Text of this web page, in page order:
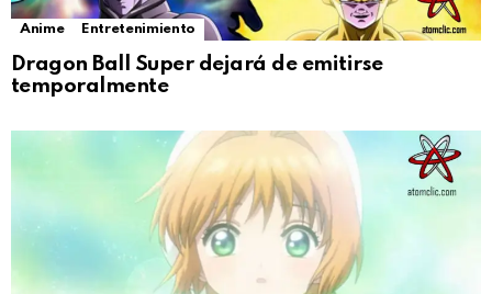
Anime Entretenimiento
Dragon Ball Super dejará de emitirse
temporalmente